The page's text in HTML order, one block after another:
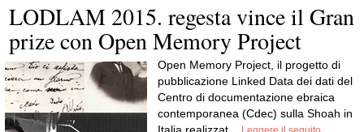
LODLAM 2015. regesta vince il Gran
prize con Open Memory Project
Open Memory Project, il progetto di
pubblicazione Linked Data dei dati del
Centro di documentazione ebraica
contemporanea (Cdec) sulla Shoah in